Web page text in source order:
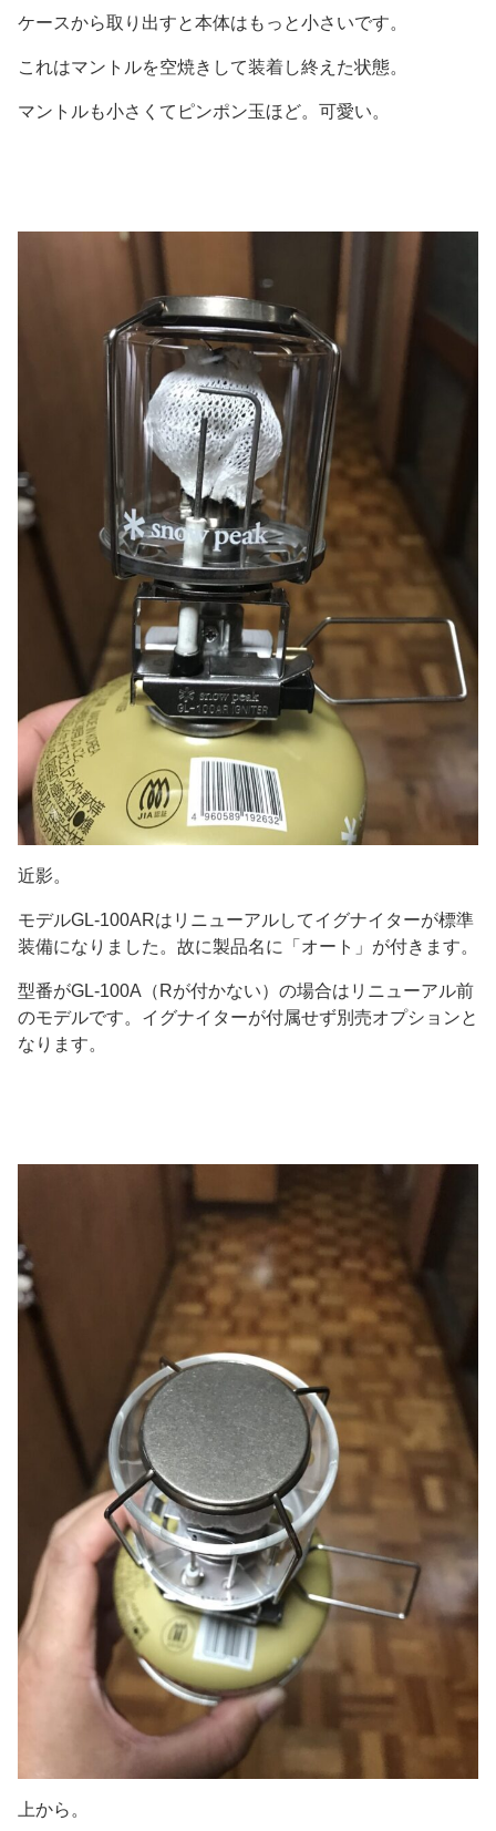
ケースから取り出すと本体はもっと小さいです。
これはマントルを空焼きして装着し終えた状態。
マントルも小さくてピンポン玉ほど。可愛い。
近影。
モデルGL-100ARはリニューアルしてイグナイターが標準
装備になりました。故に製品名に「オート」が付きます。
型番がGL-100A（Rが付かない）の場合はリニューアル前
のモデルです。イグナイターが付属せず別売オプションと
なります。
上から。